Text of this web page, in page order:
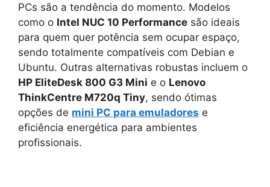
PCs são a tendência do momento. Modelos
como o Intel NUC 10 Performance são ideais
para quem quer potência sem ocupar espaço,
sendo totalmente compatíveis com Debian e
Ubuntu. Outras alternativas robustas incluem o
HP EliteDesk 800 G3 Mini e o Lenovo
ThinkCentre M720q Tiny, sendo ótimas
opções de mini PC para emuladores e
eficiência energética para ambientes
profissionais.